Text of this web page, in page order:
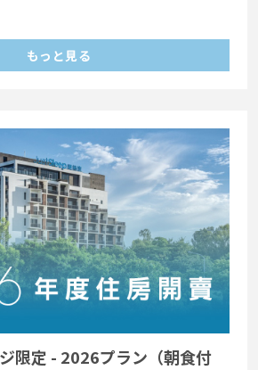
もっと見る
限定 - 2026プラン（朝食付